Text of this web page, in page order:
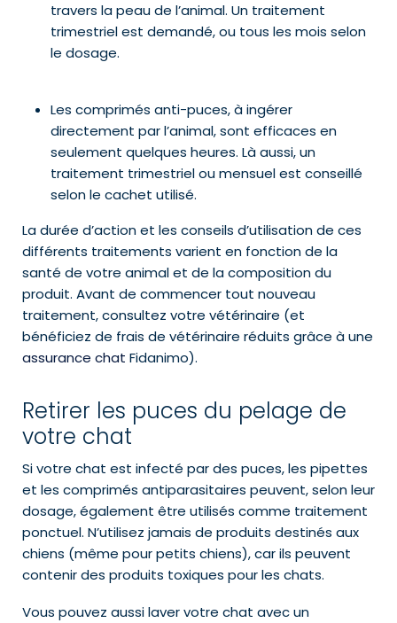
travers la peau de l’animal. Un traitement
trimestriel est demandé, ou tous les mois selon
le dosage.
Les comprimés anti-puces, à ingérer
directement par l’animal, sont efficaces en
seulement quelques heures. Là aussi, un
traitement trimestriel ou mensuel est conseillé
selon le cachet utilisé.
La durée d’action et les conseils d’utilisation de ces
différents traitements varient en fonction de la
santé de votre animal et de la composition du
produit. Avant de commencer tout nouveau
traitement, consultez votre vétérinaire (et
bénéficiez de frais de vétérinaire réduits grâce à une
assurance chat Fidanimo).
Retirer les puces du pelage de
votre chat
Si votre chat est infecté par des puces, les pipettes
et les comprimés antiparasitaires peuvent, selon leur
dosage, également être utilisés comme traitement
ponctuel. N’utilisez jamais de produits destinés aux
chiens (même pour petits chiens), car ils peuvent
contenir des produits toxiques pour les chats.
Vous pouvez aussi laver votre chat avec un